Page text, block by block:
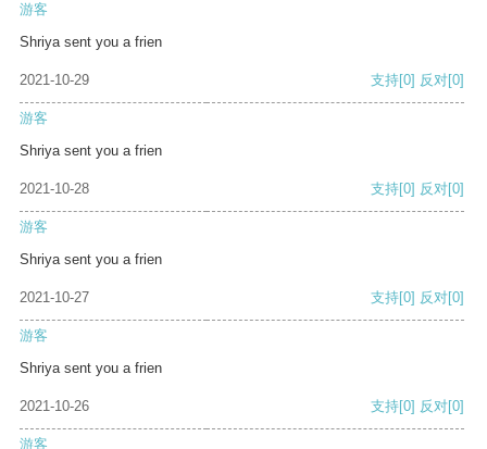
游客
Shriya sent you a frien
2021-10-29 支持[0] 反对[0]
游客
Shriya sent you a frien
2021-10-28 支持[0] 反对[0]
游客
Shriya sent you a frien
2021-10-27 支持[0] 反对[0]
游客
Shriya sent you a frien
2021-10-26 支持[0] 反对[0]
游客